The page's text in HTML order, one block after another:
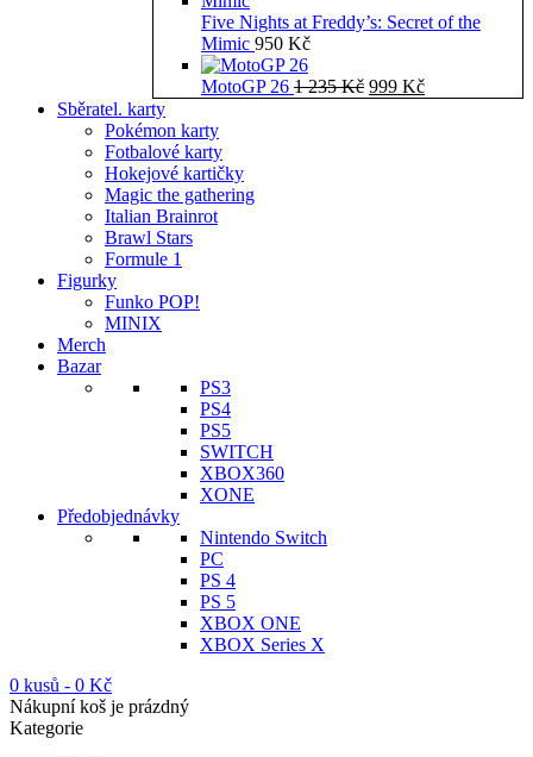
Five Nights at Freddy’s: Secret of the
Mimic 950 Kč
MotoGP 26 1 235Kč Původní
999 KčAktuální
Sběratel. karty
Pokémon karty
Fotbalové karty
Hokejové kartičky
Magic the gathering
Italian Brainrot
Brawl Stars
Formule 1
Figurky
Funko POP!
MINIX
Merch
Bazar
PS3
PS4
PS5
SWITCH
XBOX360
XONE
Předobjednávky
Nintendo Switch
PC
PS 4
PS 5
XBOX ONE
XBOX Series X
0 kusů - 0 Kč
Nákupní koš je prázdný
Kategorie